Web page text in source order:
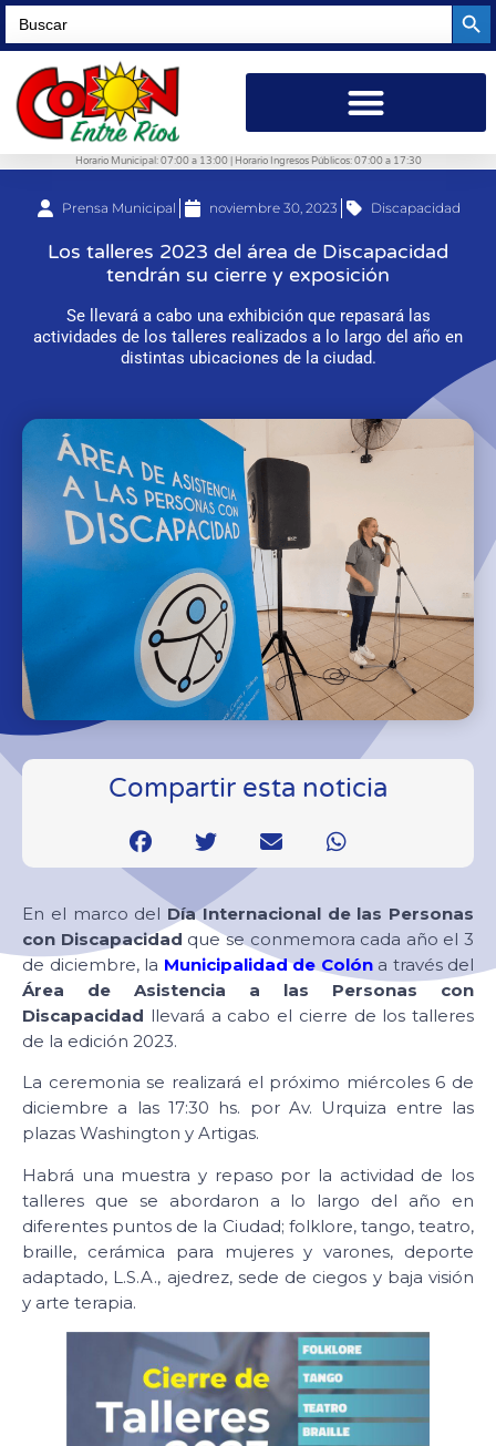
Search
for:
Horario Municipal: 07:00 a 13:00 | Horario Ingresos Públicos: 07:00 a 17:30
Prensa Municipal noviembre 30, 2023 Discapacidad
Los talleres 2023 del área de Discapacidad
tendrán su cierre y exposición
Se llevará a cabo una exhibición que repasará las
actividades de los talleres realizados a lo largo del año en
distintas ubicaciones de la ciudad.
Compartir esta noticia
En el marco del Día Internacional de las Personas
con Discapacidad que se conmemora cada año el 3
de diciembre, la Municipalidad de Colóna través del
Área de Asistencia a las Personas con
Discapacidad llevará a cabo el cierre de los talleres
de la edición 2023.
La ceremonia se realizará el próximo miércoles 6 de
diciembre a las 17:30 hs. por Av. Urquiza entre las
plazas Washington y Artigas.
Habrá una muestra y repaso por la actividad de los
talleres que se abordaron a lo largo del año en
diferentes puntos de la Ciudad; folklore, tango, teatro,
braille, cerámica para mujeres y varones, deporte
adaptado, L.S.A., ajedrez, sede de ciegos y baja visión
y arte terapia.